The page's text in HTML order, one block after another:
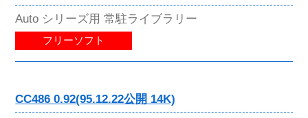
Auto シリーズ用 常駐ライブラリー
フリーソフト
CC486 0.92(95.12.22公開 14K)